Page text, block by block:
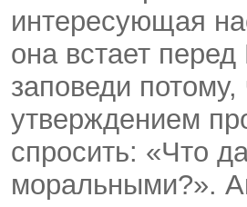
интересующая
она встает
заповеди
утверждением
спросить: «Что
моральными?».